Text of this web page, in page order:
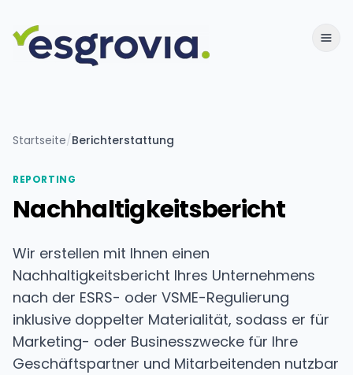
Startseite/Berichterstattung
REPORTING
Nachhaltigkeitsbericht
Wir erstellen mit Ihnen einen
Nachhaltigkeitsbericht Ihres Unternehmens
nach der ESRS- oder VSME-Regulierung
inklusive doppelter Materialität, sodass er für
Marketing- oder Businesszwecke für Ihre
Geschäftspartner und Mitarbeitenden nutzbar